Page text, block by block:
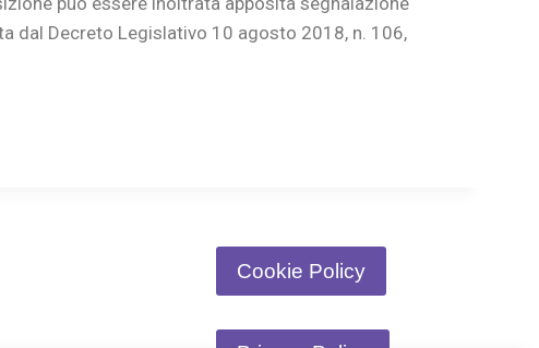
dal Decreto Legislativo 10 agosto 2018, n. 106,
Cookie Policy